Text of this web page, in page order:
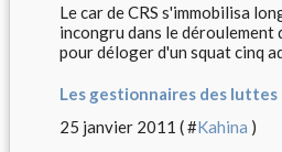
Le car de CRS s'immobilisa
incongru dans le déroulement
pour déloger d'un squat cinq
Les gestionnaires des luttes
25 janvier 2011 ( #Kahina )